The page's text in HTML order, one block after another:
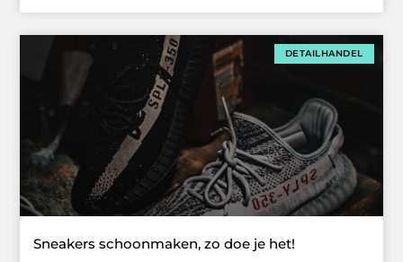
DETAILHANDEL
Sneakers schoonmaken, zo doe je het!